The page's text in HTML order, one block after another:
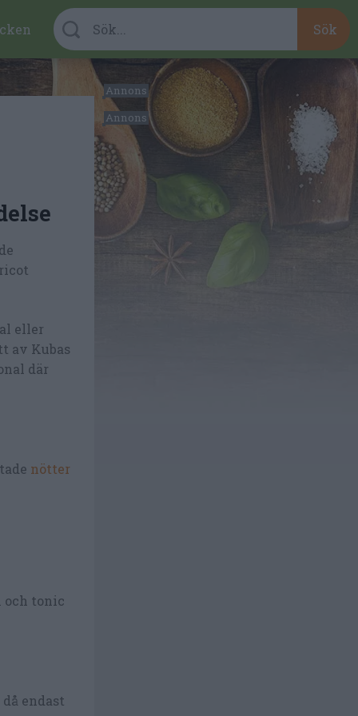
eller
av Kubas
där
nötter
och tonic
endast